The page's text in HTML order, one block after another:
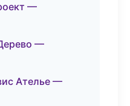
—
—
Ателье —